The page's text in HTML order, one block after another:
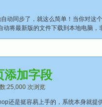
同步了，就这么简单！当你对这
将最新版的文件下载到本地电脑，
加字段
:25,000 次浏览
是挺容易上手的，系统本身就提